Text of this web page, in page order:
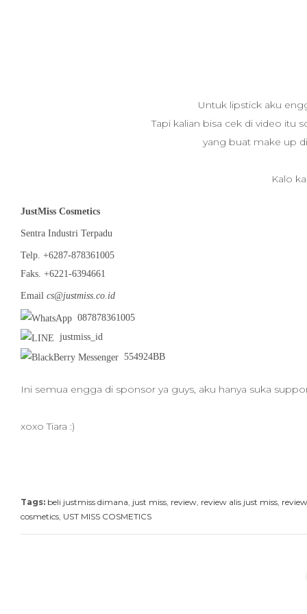
Untuk lipstick aku
Tapi kalian bisa cek di video itu
yang buat make up
Kalo
JustMiss Cosmetics
Sentra Industri Terpadu
Telp. +6287-878361005
Faks. +6221-6394661
Email cs@justmiss.co.id
087878361005
justmiss_id
554924BB
Ini semua engga di sponsor ya guys, aku hanya suka
xoxo Tiara :)
Tags: beli justmiss dimana, just miss, review, review alis just miss,
cosmetics, UST MISS COSMETICS